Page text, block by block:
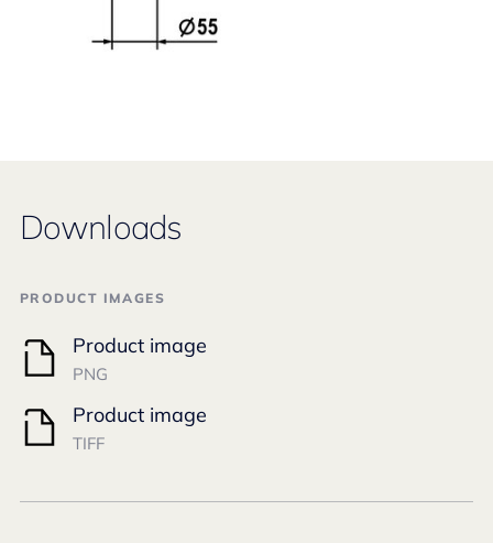
Downloads
PRODUCT IMAGES
Product image
PNG
Product image
TIFF